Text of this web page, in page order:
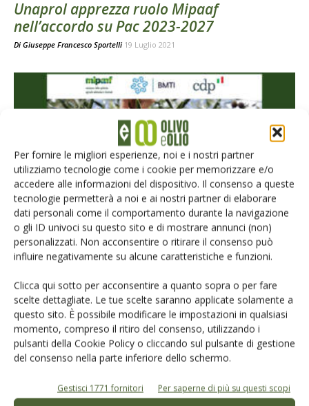
Per fornire le migliori esperienze, noi e i nostri partner
utilizziamo tecnologie come i cookie per memorizzare e/o
accedere alle informazioni del dispositivo. Il consenso a queste
tecnologie permetterà a noi e ai nostri partner di elaborare
dati personali come il comportamento durante la navigazione
o gli ID univoci su questo sito e di mostrare annunci (non)
personalizzati. Non acconsentire o ritirare il consenso può
influire negativamente su alcune caratteristiche e funzioni.
Clicca qui sotto per acconsentire a quanto sopra o per fare
scelte dettagliate. Le tue scelte saranno applicate solamente a
questo sito. È possibile modificare le impostazioni in qualsiasi
momento, compreso il ritiro del consenso, utilizzando i
pulsanti della Cookie Policy o cliccando sul pulsante di gestione
del consenso nella parte inferiore dello schermo.
Gestisci 1771 fornitori Per saperne di più su questi scopi
Unaprol apprezza ruolo Mipaaf
nell’accordo su Pac 2023-2027
Di Giuseppe Francesco Sportelli 19 Luglio 2021
NEWS
Accesso al credito per Op/Aop olio di oliva
e olive da mensa, misura Mipaaf
Giuseppe Francesco Sportelli